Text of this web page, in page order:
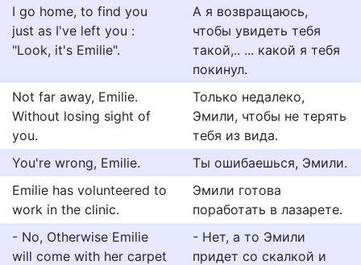
I go home, to find you
just as I've left you :
"Look, it's Emilie".
А я возвращаюсь,
чтобы увидеть тебя
такой,.. ... какой я тебя
покинул.
Not far away, Emilie.
Without losing sight of
you.
Только недалеко,
Эмили, чтобы не терять
тебя из вида.
You're wrong, Emilie.
Ты ошибаешься, Эмили.
Emilie has volunteered to
work in the clinic.
Эмили готова
поработать в лазарете.
- No, Otherwise Emilie
will come with her carpet
- Нет, а то Эмили
придет со скалкой и